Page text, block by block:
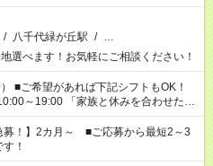
/ 八千代緑が丘駅 / …
選べます！お気軽にご相談ください！
！
族と休みを合わせた
の準備がしたい」 「できれば残業はし
てくださいね。 ※Wワーク希望
希望する勤務時間と、もう1つのお仕事
時間を超える場合は応募できません。
募！】2カ月～ ■ご応募から最短2～3
！